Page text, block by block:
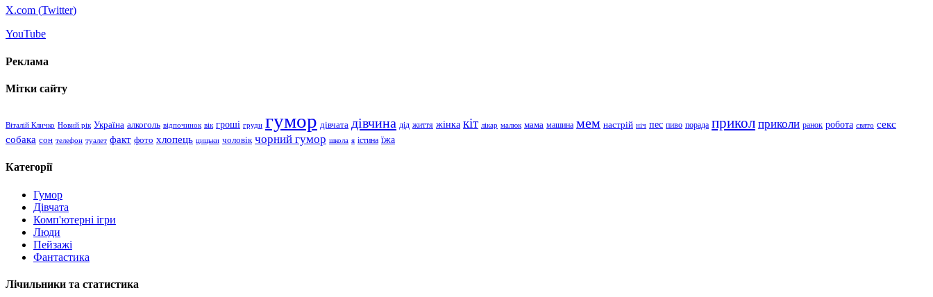
X.com (Twitter)
YouTube
Реклама
Мітки сайту
Віталій Кличко Новий рік Україна алкоголь відпочинок вік гроші груди гумор дівчата дівчина дід життя жінка кіт лікар малюк мама машина мем настрій ніч пес пиво порада прикол приколи ранок робота свято секс
собака сон телефон туалет факт фото хлопець цицьки чоловік чорний гумор школа я істина їжа
Категорії
Гумор
Дівчата
Комп'ютерні ігри
Люди
Пейзажі
Фантастика
Лічильники та статистика